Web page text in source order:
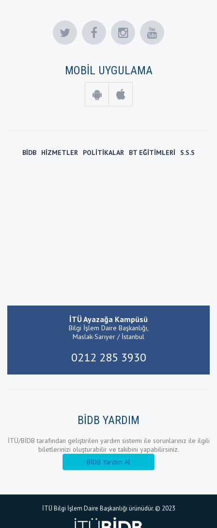
MOBİL UYGULAMA
BİDB HİZMETLER POLİTİKALAR BT EĞİTİMLERİ S.S.S
İTÜ Ayazağa Kampüsü
Bilgi İşlem Daire Başkanlığı,
Maslak-Sarıyer / İstanbul
0212 285 3930
BİDB YARDIM
İTÜ/BİDB tarafından geliştirilen yardım sistemi ile sorunlarınız ile ilgili
biletlerinizi oluşturabilir ve takibini yapabilirsiniz.
BİDB Yardım Al
İTÜ Bilgi İşlem Daire Başkanlığı ürünüdür. © 2023